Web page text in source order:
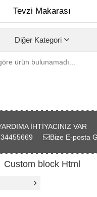
A. Listem (0)
Tevzi Makarası
Diğer Kategori
ürün bulunamadı...
IHTIYACINIZ VAR
Bize E-posta
Custom block Html